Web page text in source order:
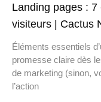
Landing pages :
visiteurs | Cactus
Éléments essentiels
promesse claire dès
de marketing (sinon,
l’action